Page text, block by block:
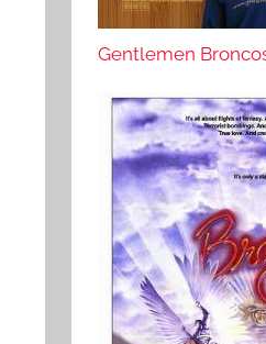
Gentlemen